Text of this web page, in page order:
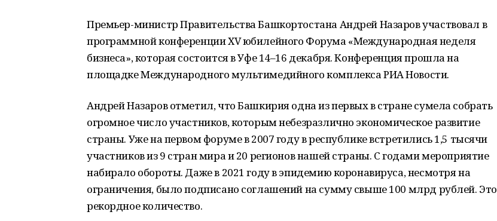
Премьер-министр Правительства Башкортостана Андрей Назаров участвовал в
программной конференции ХV юбилейного Форума «Международная неделя
бизнеса», которая состоится в Уфе 14–16 декабря. Конференция прошла на
площадке Международного мультимедийного комплекса РИА Новости.
Андрей Назаров отметил, что Башкирия одна из первых в стране сумела собрать
огромное число участников, которым небезразлично экономическое развитие
страны. Уже на первом форуме в 2007 году в республике встретились 1,5 тысячи
участников из 9 стран мира и 20 регионов нашей страны. С годами мероприятие
набирало обороты. Даже в 2021 году в эпидемию коронавируса, несмотря на
ограничения, было подписано соглашений на сумму свыше 100 млрд рублей. Это
рекордное количество.